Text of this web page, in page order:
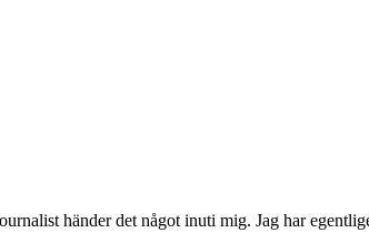
händer det något inuti mig. Jag har